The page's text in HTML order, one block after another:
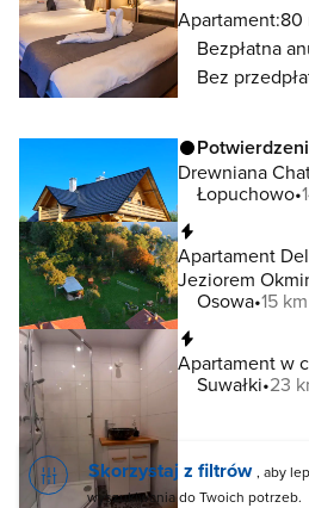
Apartament:80
Bezpłatna
Bez
Drewniana
Łopuchowo
Apartament
Jeziorem
Osowa 15
Apartament w
Suwałki 23
Skorzystaj z filtrów , aby
wyszukiwania do Twoich potrzeb.